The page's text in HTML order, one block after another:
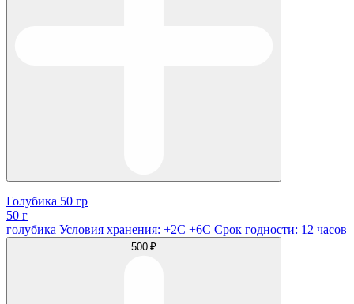
Голубика 50 гр
50 г
голубика Условия хранения: +2С +6С Срок годности: 12 часов
500 ₽